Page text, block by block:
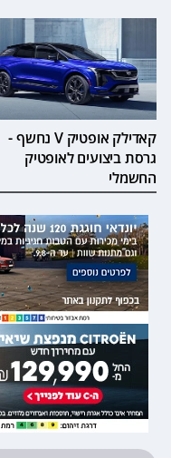
קאדילק אופטיק V נחשף -
גרסת ביצועים לאופטיק
החשמלי